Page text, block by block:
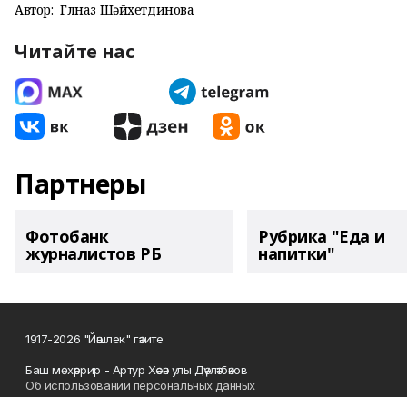
Автор: Гөлназ Шәйхетдинова
Читайте нас
Партнеры
Фотобанк
журналистов РБ
Рубрика "Еда и
напитки"
1917-2026 "Йәшлек" гәзите
Баш мөхәррир - Артур Хәсән улы Дәүләтбәков
Об использовании персональных данных